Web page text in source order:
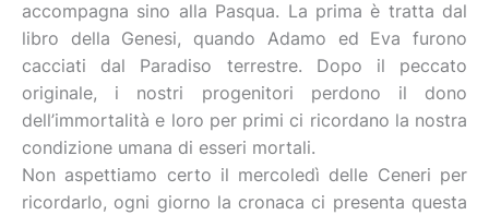
accompagna sino alla Pasqua. La prima è tratta dal
libro della Genesi, quando Adamo ed Eva furono
cacciati dal Paradiso terrestre. Dopo il peccato
originale, i nostri progenitori perdono il dono
dell’immortalità e loro per primi ci ricordano la nostra
condizione umana di esseri mortali.
Non aspettiamo certo il mercoledì delle Ceneri per
ricordarlo, ogni giorno la cronaca ci presenta questa